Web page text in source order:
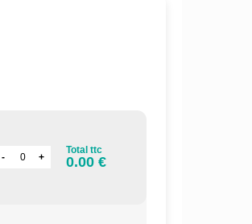
Total ttc
0.00 €